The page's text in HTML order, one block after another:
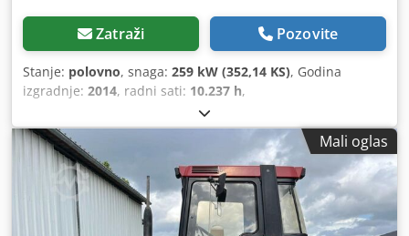
Zatraži Pozovite
Stanje: polovno, snaga: 259 kW (352,14 KS), Godina
izgradnje: 2014, radni sati: 10.237 h,
Mali oglas